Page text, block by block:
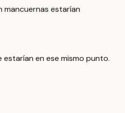
mancuernas estarían
estarían en ese mismo punto.